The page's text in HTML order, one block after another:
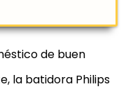
de buen
la batidora Philips